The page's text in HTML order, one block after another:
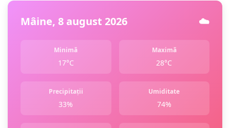
Mâine, 8 august 2026 ☁️
Minimă
17°C
Maximă
28°C
Precipitații
33%
Umiditate
74%